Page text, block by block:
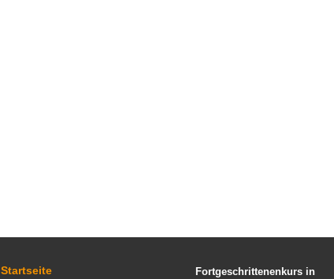
Startseite
Fortgeschrittenenkurs in